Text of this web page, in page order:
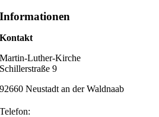
Informationen
Kontakt
Martin-Luther-Kirche
Schillerstraße 9
92660 Neustadt an der Waldnaab
Telefon: